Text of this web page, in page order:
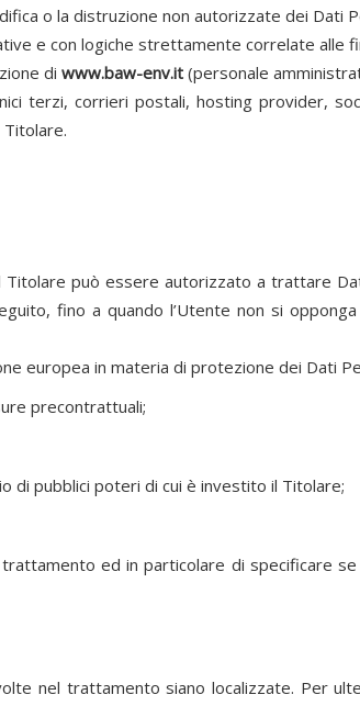
o la distruzione non autorizzate dei Dati
e con logiche strettamente correlate alle
di www.baw-env.it (personale
terzi, corrieri postali, hosting provider,
Titolare può essere autorizzato a trattare
fino a quando l’Utente non si
europea in materia di protezione dei Dati
precontrattuali;
di pubblici poteri di cui è investito il Titolare;
trattamento ed in particolare di specificare
nel trattamento siano localizzate. Per